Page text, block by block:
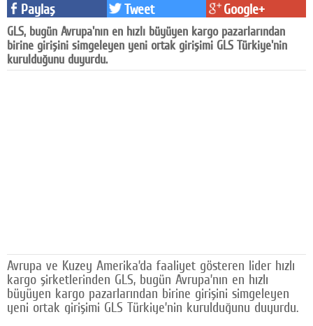
Facebook
Diziler
Karikatür
Facebook
Twitter
Paylaş Tweet Google+
GLS, bugün Avrupa'nın en hızlı büyüyen kargo pazarlarından
birine girişini simgeleyen yeni ortak girişimi GLS Türkiye'nin
kurulduğunu duyurdu.
Avrupa ve Kuzey Amerika’da faaliyet gösteren lider hızlı
kargo şirketlerinden GLS, bugün Avrupa’nın en hızlı
büyüyen kargo pazarlarından birine girişini simgeleyen
yeni ortak girişimi GLS Türkiye’nin kurulduğunu duyurdu.